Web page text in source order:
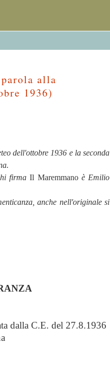
alla
1936)
dell'ottobre 1936 e la seconda
firmaIl Maremmano è Emilio
anche nell'originale si
dalla C.E. del 27.8.1936